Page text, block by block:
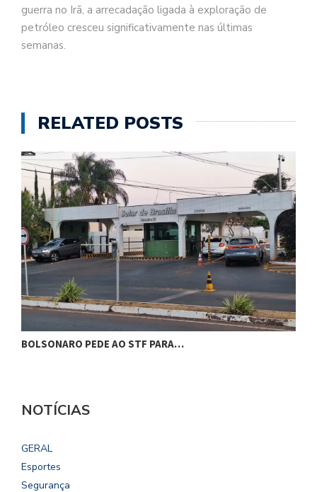
guerra no Irã, a arrecadação ligada à exploração de
petróleo cresceu significativamente nas últimas
semanas.
RELATED POSTS
BOLSONARO PEDE AO STF PARA…
NOTÍCIAS
GERAL
Esportes
Segurança